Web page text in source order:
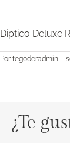
Diptico Deluxe
Por tegoderadmin
¿Te